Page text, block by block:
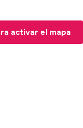
activar el mapa